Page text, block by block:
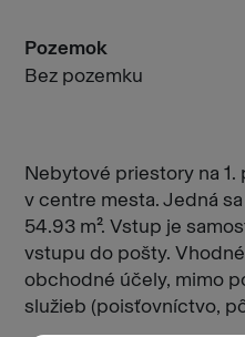
Pozemok
Bez pozemku
Nebytové priestory na
v centre mesta. Jedná
54.93 m². Vstup je
vstupu do pošty.
obchodné účely, mimo
služieb (poisťovníctvo,